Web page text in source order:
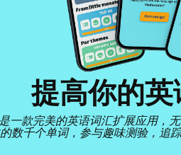
提高你的
一款完美的英语词汇扩展应用，
数千个单词，参与趣味测验，追